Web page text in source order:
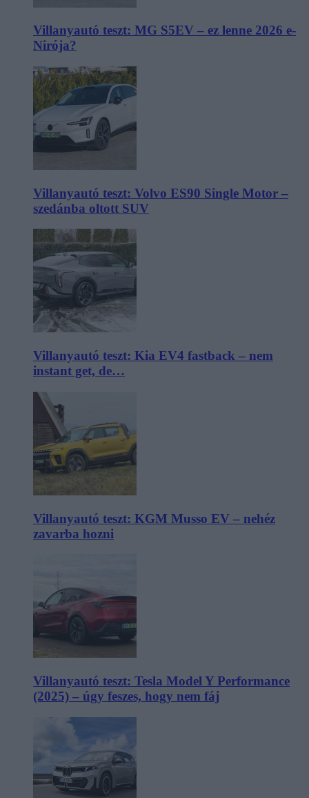
Villanyautó teszt: MG S5EV – ez lenne 2026 e-
Nirója?
Villanyautó teszt: Volvo ES90 Single Motor –
szedánba oltott SUV
Villanyautó teszt: Kia EV4 fastback – nem
instant get, de…
Villanyautó teszt: KGM Musso EV – nehéz
zavarba hozni
Villanyautó teszt: Tesla Model Y Performance
(2025) – úgy feszes, hogy nem fáj